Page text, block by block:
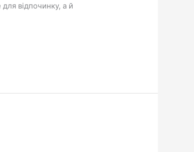
відпочинку, а й